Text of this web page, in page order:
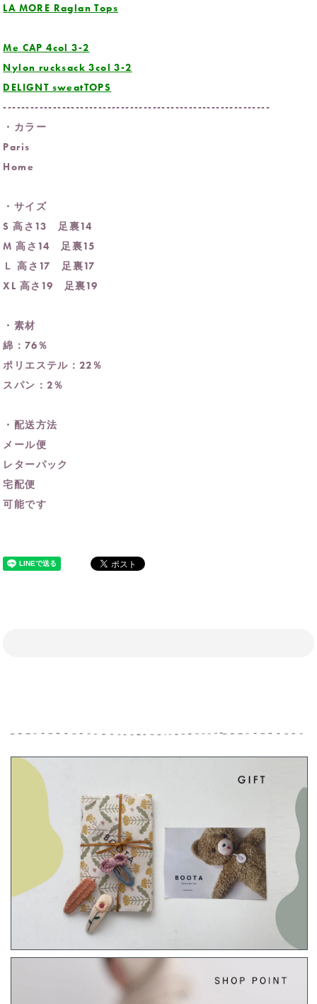
LA MORE Raglan Tops
Me CAP 4col 3-2
Nylon rucksack 3col 3-2
DELIGNT sweatTOPS
-----------------------------------------------------------
・カラー
Paris
Home
・サイズ
S 高さ13 足裏14
M 高さ14 足裏15
Ｌ 高さ17 足裏17
XL 高さ19 足裏19
・素材
綿：76％
ポリエステル：22％
スパン：2％
・配送方法
メール便
レターパック
宅配便
可能です